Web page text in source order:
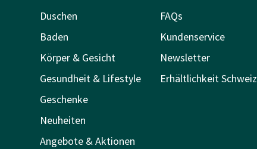
Duschen
Baden
Körper & Gesicht
Gesundheit & Lifestyle
Geschenke
Neuheiten
Angebote & Aktionen
FAQs
Kundenservice
Newsletter
Erhältlichkeit Schweiz